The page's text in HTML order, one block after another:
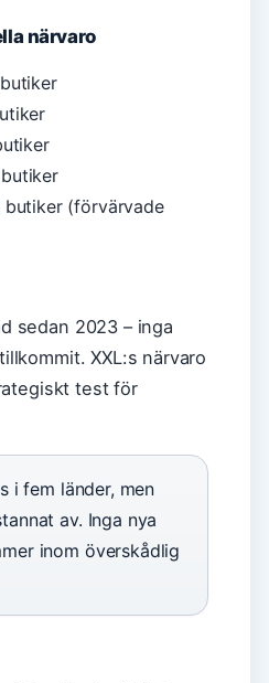
närvaro
butiker (förvärvade
sedan 2023 – inga
XXL:s närvaro
test för
i fem länder, men
av. Inga nya
inom överskådlig